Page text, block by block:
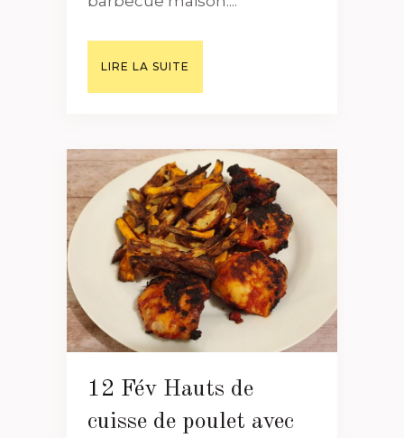
LIRE LA SUITE
12 Fév Hauts de
cuisse de poulet avec